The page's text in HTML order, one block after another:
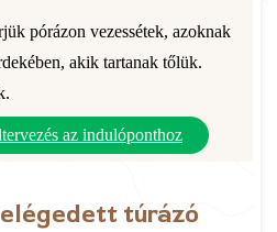
pórázon vezessétek, azoknak
akik tartanak tőlük.
az indulóponthoz
elégedett túrázó